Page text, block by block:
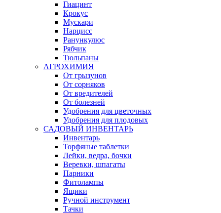
Гиацинт
Крокус
Мускари
Нарцисс
Ранункулюс
Рябчик
Тюльпаны
АГРОХИМИЯ
От грызунов
От сорняков
От вредителей
От болезней
Удобрения для цветочных
Удобрения для плодовых
САДОВЫЙ ИНВЕНТАРЬ
Инвентарь
Торфяные таблетки
Лейки, ведра, бочки
Веревки, шпагаты
Парники
Фитолампы
Ящики
Ручной инструмент
Тачки